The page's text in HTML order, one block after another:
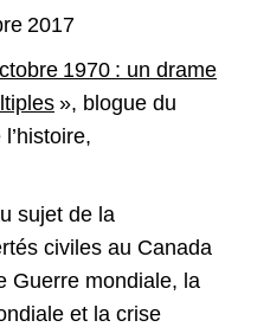
2017
1970 : un drame
», blogue du
sujet de la
civiles au Canada
Guerre mondiale, la
et la crise